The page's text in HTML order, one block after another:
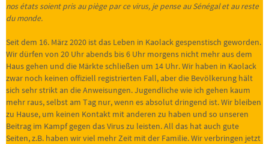
nos états soient pris au piège par ce virus, je pense au Sénégal et au reste
du monde.
Seit dem 16. März 2020 ist das Leben in Kaolack gespenstisch geworden.
Wir dürfen von 20 Uhr abends bis 6 Uhr morgens nicht mehr aus dem
Haus gehen und die Märkte schließen um 14 Uhr. Wir haben in Kaolack
zwar noch keinen offiziell registrierten Fall, aber die Bevölkerung hält
sich sehr strikt an die Anweisungen. Jugendliche wie ich gehen kaum
mehr raus, selbst am Tag nur, wenn es absolut dringend ist. Wir bleiben
zu Hause, um keinen Kontakt mit anderen zu haben und so unseren
Beitrag im Kampf gegen das Virus zu leisten. All das hat auch gute
Seiten, z.B. haben wir viel mehr Zeit mit der Familie. Wir verbringen jetzt